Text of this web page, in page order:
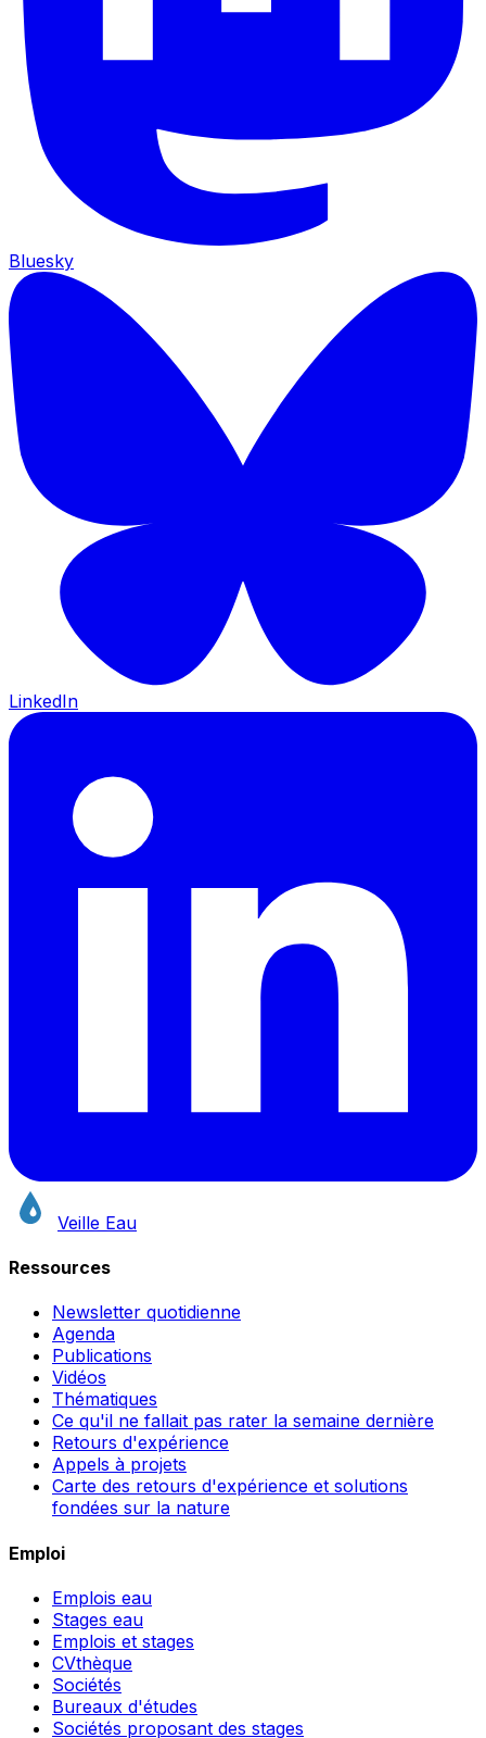
Bluesky
LinkedIn
Veille Eau
Ressources
Newsletter quotidienne
Agenda
Publications
Vidéos
Thématiques
Ce qu'il ne fallait pas rater la semaine dernière
Retours d'expérience
Appels à projets
Carte des retours d'expérience et solutions
fondées sur la nature
Emploi
Emplois eau
Stages eau
Emplois et stages
CVthèque
Sociétés
Bureaux d'études
Sociétés proposant des stages